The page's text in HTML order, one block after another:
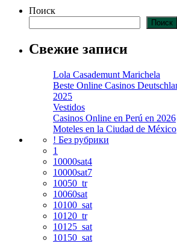
Поиск
Поиск
Свежие записи
Lola Casademunt Marichela
Beste Online Casinos
2025
Vestidos
Casinos Online en Perú en 2026
Moteles en la Ciudad de México
! Без рубрики
1
10000sat4
10000sat7
10050_tr
10060sat
10100_sat
10120_tr
10125_sat
10150_sat